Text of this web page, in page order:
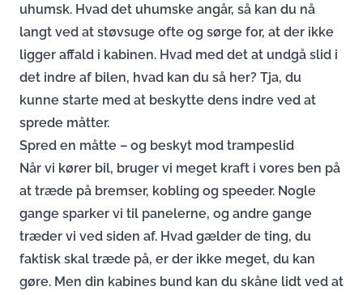
uhumsk. Hvad det uhumske angår, så kan du nå
langt ved at støvsuge ofte og sørge for, at der ikke
ligger affald i kabinen. Hvad med det at undgå slid i
det indre af bilen, hvad kan du så her? Tja, du
kunne starte med at beskytte dens indre ved at
sprede måtter.
Spred en måtte – og beskyt mod trampeslid
Når vi kører bil, bruger vi meget kraft i vores ben på
at træde på bremser, kobling og speeder. Nogle
gange sparker vi til panelerne, og andre gange
træder vi ved siden af. Hvad gælder de ting, du
faktisk skal træde på, er der ikke meget, du kan
gøre. Men din kabines bund kan du skåne lidt ved at